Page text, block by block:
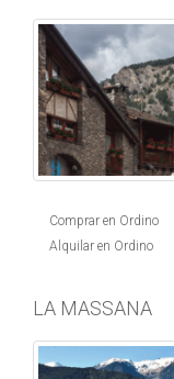
Comprar en Ordino
Alquilar en Ordino
LA MASSANA